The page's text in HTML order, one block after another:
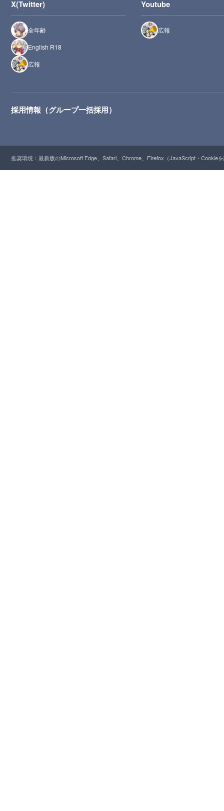
X(Twitter)
全年齢
English R18
広報
Youtube
広報
採用情報（グループ一括採用）
推奨環境：最新版のMicrosoft Edge、Safari、Chrome、Firefox（JavaScript・Cookie